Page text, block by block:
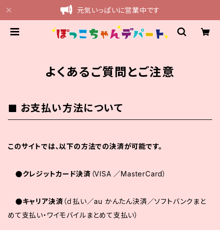
元気いっぱいに営業中です
よくあるご質問とご注意
お支払い方法について
このサイトでは、以下の方法での決済が可能です。
●クレジットカード決済 （VISA ／MasterCard）
●キャリア決済 （ｄ払い／au かんたん決済／ソフトバンクまと
めて支払い・ワイモバイルまとめて支払い）